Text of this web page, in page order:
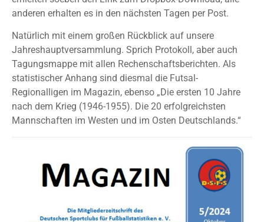
anderen erhalten es in den nächsten Tagen per Post.
Natürlich mit einem großen Rückblick auf unsere
Jahreshauptversammlung. Sprich Protokoll, aber auch
Tagungsmappe mit allen Rechenschaftsberichten. Als
statistischer Anhang sind diesmal die Futsal-
Regionalligen im Magazin, ebenso „Die ersten 10 Jahre
nach dem Krieg (1946-1955). Die 20 erfolgreichsten
Mannschaften im Westen und im Osten Deutschlands.“